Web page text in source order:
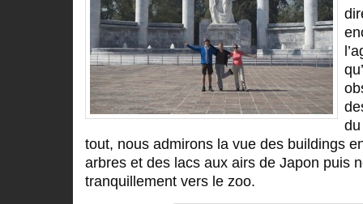
tout, nous admirons la vue des buildings
arbres et des lacs aux airs de Japon puis
tranquillement vers le zoo.